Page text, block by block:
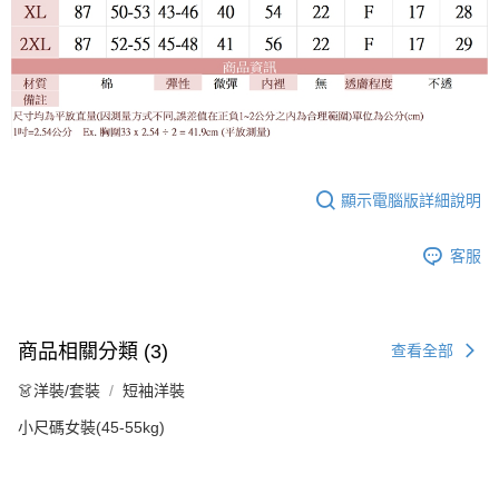
顯示電腦版詳細說明
客服
商品相關分類 (3) 查看全部
👗洋裝/套裝 短袖洋裝
小尺碼女裝(45-55kg)